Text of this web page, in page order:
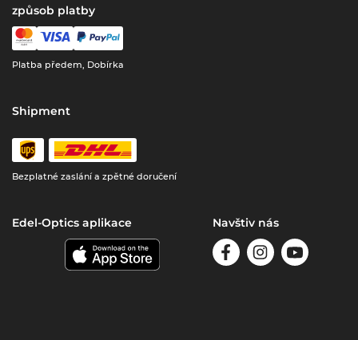
způsob platby
Platba předem, Dobírka
Shipment
Bezplatné zaslání a zpětné doručení
Edel-Optics aplikace Navštiv nás